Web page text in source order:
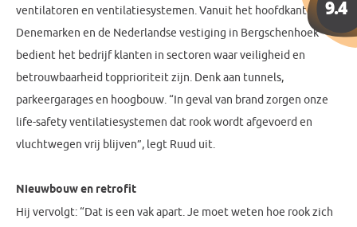
ventilatoren en ventilatiesystemen. Vanuit het hoofdkantoor in
Denemarken en de Nederlandse vestiging in Bergschenhoek
bedient het bedrijf klanten in sectoren waar veiligheid en
betrouwbaarheid topprioriteit zijn. Denk aan tunnels,
parkeergarages en hoogbouw. “In geval van brand zorgen onze
life-safety ventilatiesystemen dat rook wordt afgevoerd en
vluchtwegen vrij blijven”, legt Ruud uit.
Nieuwbouw en retrofit
Hij vervolgt: “Dat is een vak apart. Je moet weten hoe rook zich